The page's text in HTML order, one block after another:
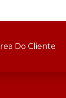
Do Cliente